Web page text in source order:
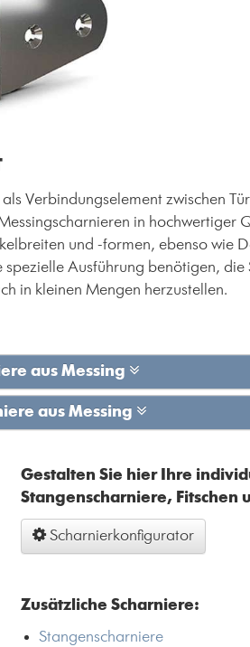
Verbindungselement zwischen
in hochwertiger
und -formen, ebenso wie
Ausführung benötigen, die
in kleinen Mengen herzustellen.
aus Messing
aus Messing
Gestalten Sie hier Ihre
Stangenscharniere, Fitschen
Scharnierkonfigurator
Zusätzliche Scharniere:
Stangenscharniere